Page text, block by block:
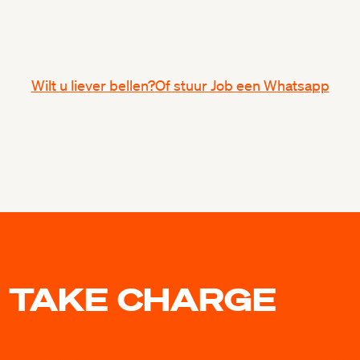
Wilt u liever bellen?Of stuur Job een Whatsapp
CHARGE